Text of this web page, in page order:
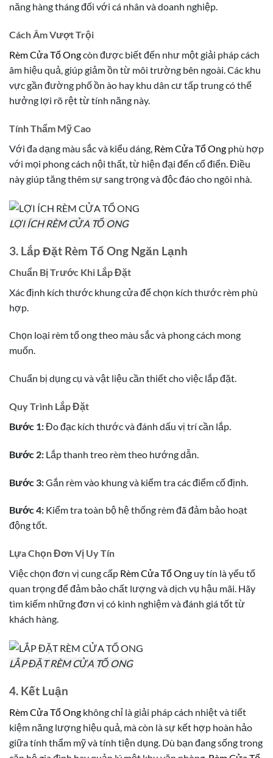
năng hàng tháng đối với cá nhân và doanh nghiệp.
Cách Âm Vượt Trội
Rèm Cửa Tổ Ongcòn được biết đến như một giải pháp cách
âm hiệu quả, giúp giảm ồn từ môi trường bên ngoài. Các khu
vực gần đường phố ồn ào hay khu dân cư tấp trung có thể
hưởng lợi rõ rệt từ tính năng này.
Tính Thẩm Mỹ Cao
Với đa dạng màu sắc và kiểu dáng, Rèm Cửa Tổ Ong phù hợp
với mọi phong cách nội thất, từ hiện đại đến cổ điển. Điều
này giúp tăng thêm sự sang trọng và độc đáo cho ngôi nhà.
LỢI ÍCH RÈM CỬA TỔ ONG
3. Lắp Đặt Rèm Tổ Ong Ngăn Lạnh
Chuẩn Bị Trước Khi Lắp Đặt
Xác định kích thước khung cửa để chọn kích thước rèm phù
hợp.
Chọn loại rèm tổ ong theo màu sắc và phong cách mong
muốn.
Chuẩn bị dụng cụ và vật liệu cần thiết cho việc lắp đặt.
Quy Trình Lắp Đặt
Bước 1:Đo đạc kích thước và đánh dấu vị trí cần lắp.
Bước 2: Lắp thanh treo rèm theo hướng dẫn.
Bước 3:Gắn rèm vào khung và kiểm tra các điểm cố định.
Bước 4: Kiểm tra toàn bộ hệ thống rèm đã đảm bảo hoạt
động tốt.
Lựa Chọn Đơn Vị Uy Tín
Việc chọn đơn vị cung cấp Rèm Cửa Tổ Ong uy tín là yếu tố
quan trọng để đảm bảo chất lượng và dịch vụ hậu mãi. Hãy
tìm kiếm những đơn vị có kinh nghiệm và đánh giá tốt từ
khách hàng.
LẮP ĐẶT RÈM CỬA TỔ ONG
4. Kết Luận
Rèm Cửa Tổ Ong không chỉ là giải pháp cách nhiệt và tiết
kiệm năng lượng hiệu quả, mà còn là sự kết hợp hoàn hảo
giữa tính thẩm mỹ và tính tiện dụng. Dù bạn đang sống trong